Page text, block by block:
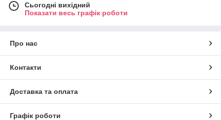
Сьогодні вихідний
Показати весь графік роботи
Про нас
Контакти
Доставка та оплата
Графік роботи